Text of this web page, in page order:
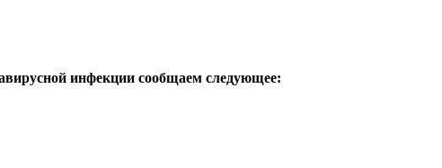
инфекции сообщаем следующее: